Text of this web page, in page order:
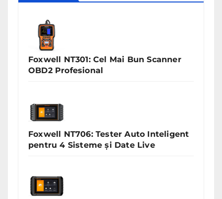
Foxwell NT301: Cel Mai Bun Scanner
OBD2 Profesional
Foxwell NT706: Tester Auto Inteligent
pentru 4 Sisteme și Date Live